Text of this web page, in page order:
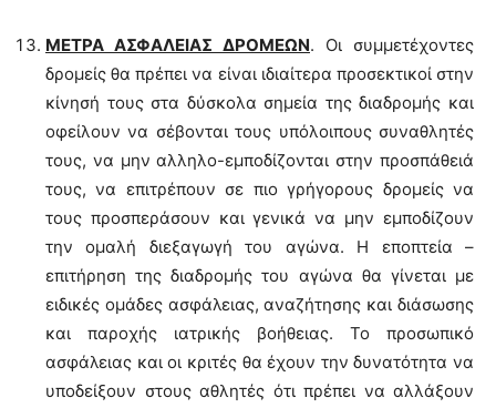
ΜΕΤΡΑ ΑΣΦΑΛΕΙΑΣ ΔΡΟΜΕΩΝ. Οι συμμετέχοντες
δρομείς θα πρέπει να είναι ιδιαίτερα προσεκτικοί στην
κίνησή τους στα δύσκολα σημεία της διαδρομής και
οφείλουν να σέβονται τους υπόλοιπους συναθλητές
τους, να μην αλληλο-εμποδίζονται στην προσπάθειά
τους, να επιτρέπουν σε πιο γρήγορους δρομείς να
τους προσπεράσουν και γενικά να μην εμποδίζουν
την ομαλή διεξαγωγή του αγώνα. Η εποπτεία –
επιτήρηση της διαδρομής του αγώνα θα γίνεται με
ειδικές ομάδες ασφάλειας, αναζήτησης και διάσωσης
και παροχής ιατρικής βοήθειας. Το προσωπικό
ασφάλειας και οι κριτές θα έχουν την δυνατότητα να
υποδείξουν στους αθλητές ότι πρέπει να αλλάξουν